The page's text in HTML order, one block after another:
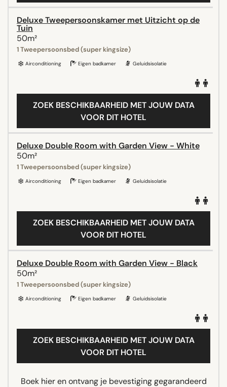
Deluxe Tweepersoonskamer met Uitzicht op de
Tuin
50m²
1 Tweepersoonsbed (super kingsize)
Airconditioning Eigen badkamer Geluidsisolatie
ZOEK BESCHIKBAARHEID MET JOUW DATA
VOOR DIT HOTEL
Deluxe Double Room with Garden View - White
50m²
1 Tweepersoonsbed (super kingsize)
Airconditioning Eigen badkamer Geluidsisolatie
ZOEK BESCHIKBAARHEID MET JOUW DATA
VOOR DIT HOTEL
Deluxe Double Room with Garden View - Black
50m²
1 Tweepersoonsbed (super kingsize)
Airconditioning Eigen badkamer Geluidsisolatie
ZOEK BESCHIKBAARHEID MET JOUW DATA
VOOR DIT HOTEL
Boek hier en ontvang je bevestiging gegarandeerd